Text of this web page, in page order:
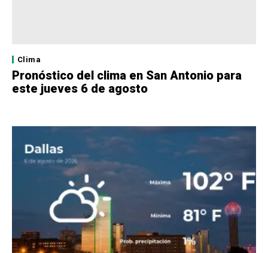
Clima
Pronóstico del clima en San Antonio para
este jueves 6 de agosto